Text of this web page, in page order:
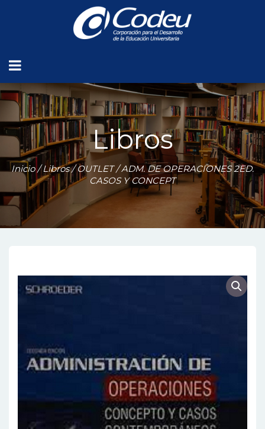
Libros
Inicio/Libros/OUTLET/ ADM. DE OPERACIONES 2ED.
CASOS Y CONCEPT